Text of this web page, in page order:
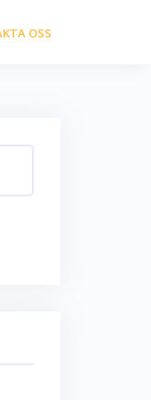
OSS